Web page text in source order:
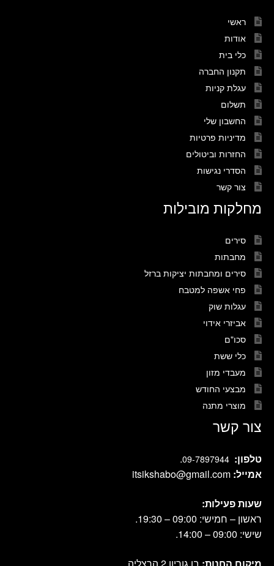
ראשי
אודות
כלי בית
תקנון החברה
עגלת קניות
תשלום
החשבון שלי
מדיניות פרטיות
החזרות וביטולים
הסדרי נגישות
צור קשר
מחלקות מובילות
סירים
מחבתות
סירים ומחבתות יציקות ברזל
פחי אשפה למטבח
עגלות שוק
אביזרי אידוי
סכו"ם
כלי ששת
מעבדי מזון
מבצעי החודש
מוצרי מתנה
צור קשר
טלפון: 09-7897944
.
אמייל: itsikshabo@gmail.com
שעות פעילות:
ראשון – חמישי: 09:00 – 19:30.
שישי: 09:00 – 14:00.
מיקום החנות: בן גוריון 2 הרצליה